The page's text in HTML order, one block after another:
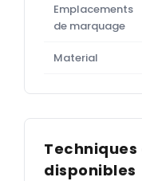
Emplacements
de marquage
Material
disponibles